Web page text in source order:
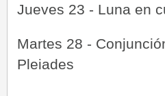
Jueves 23 - Luna en
Martes 28 -
Pleiades